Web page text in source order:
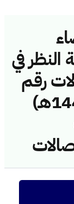
النظر في
رقم
(42748415/ق/1443هـ)